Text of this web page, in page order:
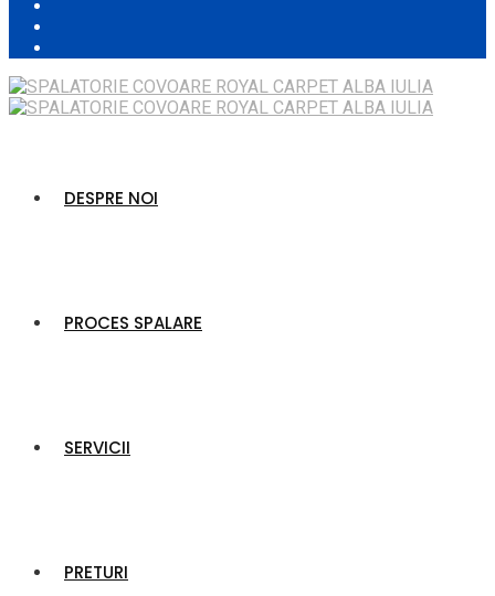
DESPRE NOI
PROCES SPALARE
SERVICII
PRETURI